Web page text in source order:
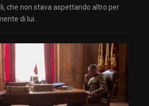
che non stava aspettando altro per
di lui.